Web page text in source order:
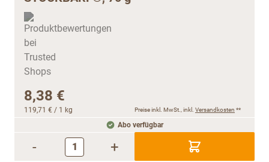
8,38 €
119,71 € / 1 kg Preise inkl. MwSt., inkl. Versandkosten **
Abo verfügbar
- +